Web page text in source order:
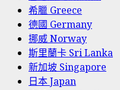
希臘 Greece
德國 Germany
挪威 Norway
斯里蘭卡 Sri Lanka
新加坡 Singapore
日本 Japan